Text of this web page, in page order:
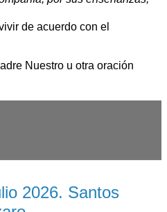
de acuerdo con el
Nuestro u otra oración
2026. Santos